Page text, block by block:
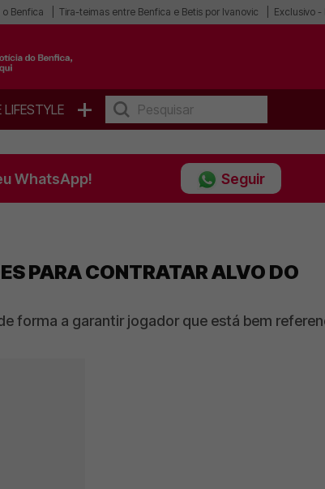
Benfica Tira-teimas entre Benfica e Betis por Ivanovic Exclusivo
+
WhatsApp! Seguir
PARA CONTRATAR ALVO DO
forma a garantir jogador que está bem